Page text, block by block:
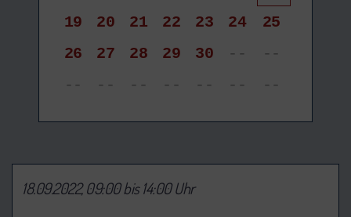
19
20 21 22 23 24
25
26
27 28 29 30 --
--
--
-- -- -- -- -- --
18.09.2022, 09:00 bis 14:00 Uhr